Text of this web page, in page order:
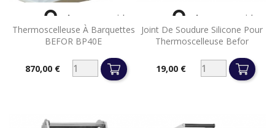
Thermoscelleuse À Barquettes
BEFOR BP40E
Prix870,00 €
 Aperçu rapide
Joint De Soudure Silicone Pour
Thermoscelleuse Befor
19,00 €
 Aperçu rapide